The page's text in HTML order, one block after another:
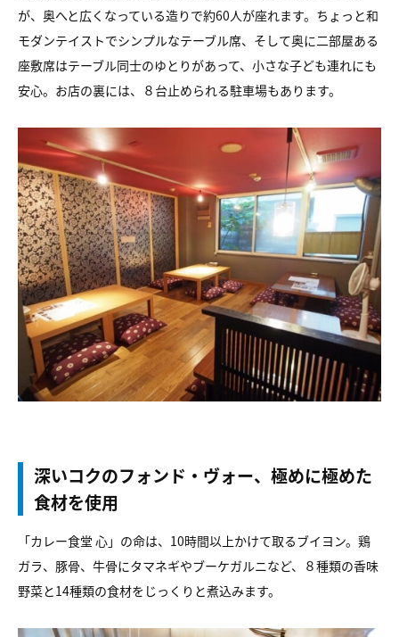
が、奥へと広くなっている造りで約60人が座れます。ちょっと和
モダンテイストでシンプルなテーブル席、そして奥に二部屋ある
座敷席はテーブル同士のゆとりがあって、小さな子ども連れにも
安心。お店の裏には、８台止められる駐車場もあります。
深いコクのフォンド・ヴォー、極めに極めた
食材を使用
「カレー食堂 心」の命は、10時間以上かけて取るブイヨン。鶏
ガラ、豚骨、牛骨にタマネギやブーケガルニなど、８種類の香味
野菜と14種類の食材をじっくりと煮込みます。